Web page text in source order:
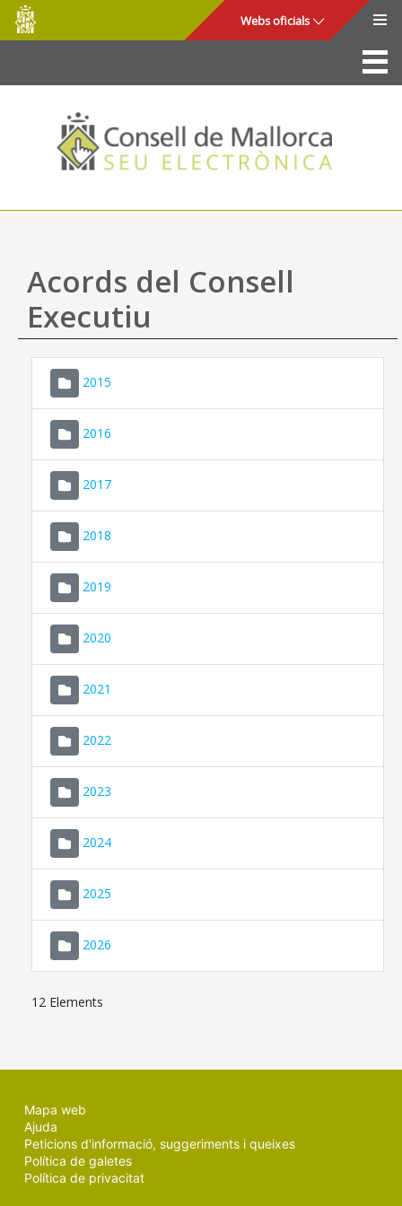
Salta al contingut principal
Consell
de
Mallorca
Webs oficials
La Seu
Consell de Mallorca
Accés i seguretat
Utilitats
Ajuda
Acords del Consell
Executiu
2015
2016
2017
2018
2019
2020
2021
2022
2023
2024
2025
2026
12 Elements
Mapa web
Ajuda
Peticions d'informació, suggeriments i queixes
Política de galetes
Política de privacitat